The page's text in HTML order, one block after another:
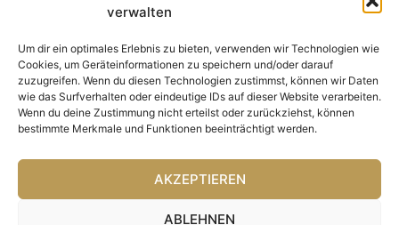
verwalten
Um dir ein optimales Erlebnis zu bieten, verwenden wir Technologien wie
Cookies, um Geräteinformationen zu speichern und/oder darauf
zuzugreifen. Wenn du diesen Technologien zustimmst, können wir Daten
wie das Surfverhalten oder eindeutige IDs auf dieser Website verarbeiten.
Wenn du deine Zustimmung nicht erteilst oder zurückziehst, können
bestimmte Merkmale und Funktionen beeinträchtigt werden.
AKZEPTIEREN
ABLEHNEN
Kinoerlebnis
musikfilm Natur netflix politisch Road Movie roadmovie
Romanze Spanien sportfilm Tiere Tierfilm Ungeheuer USA
Zeitgeschichte